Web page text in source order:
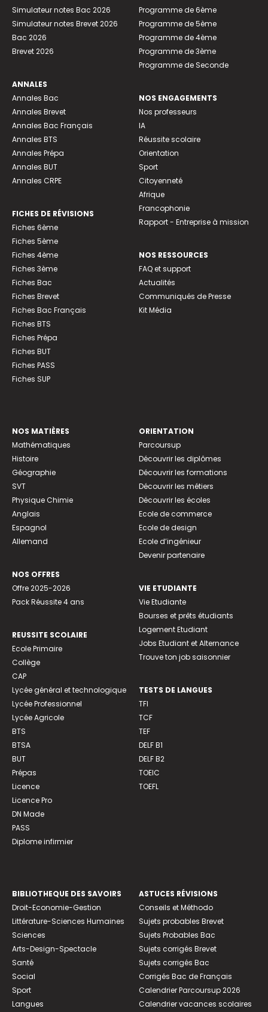
Simulateur notes Bac 2026
Simulateur notes Brevet 2026
Bac 2026
Brevet 2026
ANNALES
Annales Bac
Annales Brevet
Annales Bac Français
Annales BTS
Annales Prépa
Annales BUT
Annales CRPE
FICHES DE RÉVISIONS
Fiches 6ème
Fiches 5ème
Fiches 4ème
Fiches 3ème
Fiches Bac
Fiches Brevet
Fiches Bac Français
Fiches BTS
Fiches Prépa
Fiches BUT
Fiches PASS
Fiches SUP
Programme de 6ème
Programme de 5ème
Programme de 4ème
Programme de 3ème
Programme de Seconde
NOS ENGAGEMENTS
Nos professeurs
IA
Réussite scolaire
Orientation
Sport
Citoyenneté
Afrique
Francophonie
Rapport - Entreprise à mission
NOS RESSOURCES
FAQ et support
Actualités
Communiqués de Presse
Kit Média
NOS MATIÈRES
Mathématiques
Histoire
Géographie
SVT
Physique Chimie
Anglais
Espagnol
Allemand
NOS OFFRES
Offre 2025-2026
Pack Réussite 4 ans
REUSSITE SCOLAIRE
Ecole Primaire
Collège
CAP
Lycée général et technologique
Lycée Professionnel
Lycée Agricole
BTS
BTSA
BUT
Prépas
Licence
Licence Pro
DN Made
PASS
Diplome infirmier
ORIENTATION
Parcoursup
Découvrir les diplômes
Découvrir les formations
Découvrir les métiers
Découvrir les écoles
Ecole de commerce
Ecole de design
Ecole d’ingénieur
Devenir partenaire
VIE ETUDIANTE
Vie Etudiante
Bourses et prêts étudiants
Logement Etudiant
Jobs Etudiant et Alternance
Trouve ton job saisonnier
TESTS DE LANGUES
TFI
TCF
TEF
DELF B1
DELF B2
TOEIC
TOEFL
BIBLIOTHEQUE DES SAVOIRS
Droit-Economie-Gestion
Littérature-Sciences Humaines
Sciences
Arts-Design-Spectacle
Santé
Social
Sport
Langues
ASTUCES RÉVISIONS
Conseils et Méthodo
Sujets probables Brevet
Sujets Probables Bac
Sujets corrigés Brevet
Sujets corrigés Bac
Corrigés Bac de Français
Calendrier Parcoursup 2026
Calendrier vacances scolaires